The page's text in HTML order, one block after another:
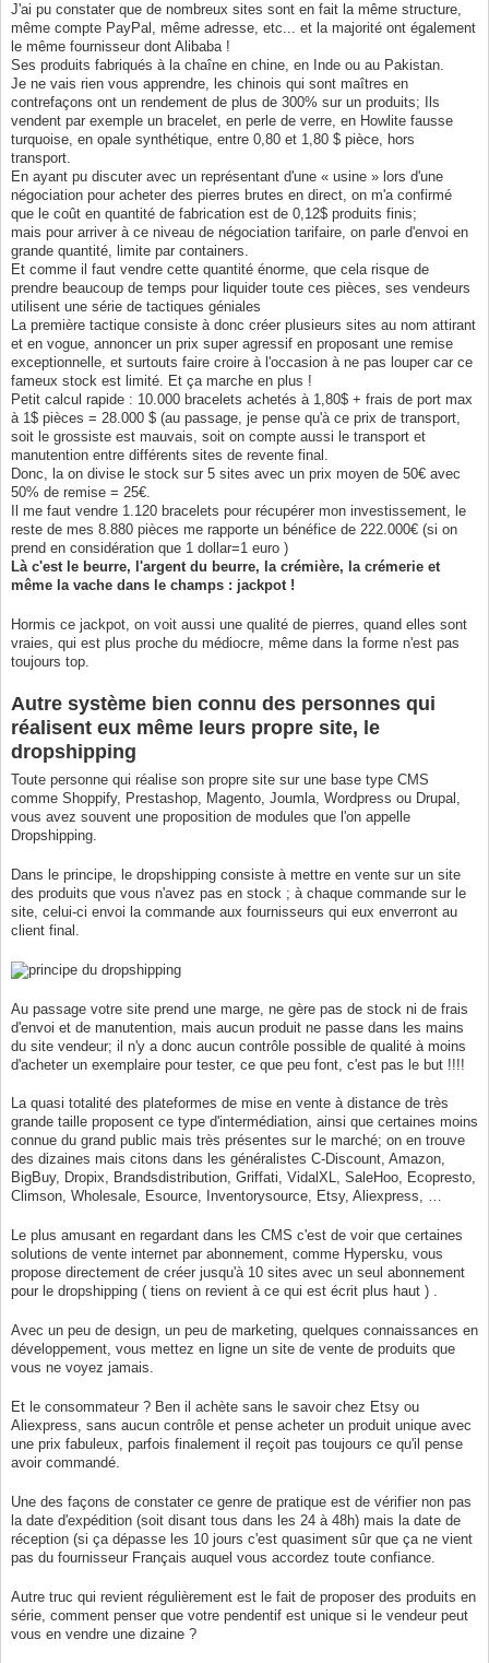
J'ai pu constater que de nombreux sites sont en fait la même structure,
même compte PayPal, même adresse, etc... et la majorité ont également
le même fournisseur dont Alibaba !
Ses produits fabriqués à la chaîne en chine, en Inde ou au Pakistan.
Je ne vais rien vous apprendre, les chinois qui sont maîtres en
contrefaçons ont un rendement de plus de 300% sur un produits; Ils
vendent par exemple un bracelet, en perle de verre, en Howlite fausse
turquoise, en opale synthétique, entre 0,80 et 1,80 $ pièce, hors
transport.
En ayant pu discuter avec un représentant d'une « usine » lors d'une
négociation pour acheter des pierres brutes en direct, on m'a confirmé
que le coût en quantité de fabrication est de 0,12$ produits finis;
mais pour arriver à ce niveau de négociation tarifaire, on parle d'envoi en
grande quantité, limite par containers.
Et comme il faut vendre cette quantité énorme, que cela risque de
prendre beaucoup de temps pour liquider toute ces pièces, ses vendeurs
utilisent une série de tactiques géniales
La première tactique consiste à donc créer plusieurs sites au nom attirant
et en vogue, annoncer un prix super agressif en proposant une remise
exceptionnelle, et surtouts faire croire à l'occasion à ne pas louper car ce
fameux stock est limité. Et ça marche en plus !
Petit calcul rapide : 10.000 bracelets achetés à 1,80$ + frais de port max
à 1$ pièces = 28.000 $ (au passage, je pense qu'à ce prix de transport,
soit le grossiste est mauvais, soit on compte aussi le transport et
manutention entre différents sites de revente final.
Donc, la on divise le stock sur 5 sites avec un prix moyen de 50€ avec
50% de remise = 25€.
Il me faut vendre 1.120 bracelets pour récupérer mon investissement, le
reste de mes 8.880 pièces me rapporte un bénéfice de 222.000€ (si on
prend en considération que 1 dollar=1 euro )
Là c'est le beurre, l'argent du beurre, la crémière, la crémerie et
même la vache dans le champs : jackpot !
Hormis ce jackpot, on voit aussi une qualité de pierres, quand elles sont
vraies, qui est plus proche du médiocre, même dans la forme n'est pas
toujours top.
Autre système bien connu des personnes qui
réalisent eux même leurs propre site, le
dropshipping
Toute personne qui réalise son propre site sur une base type CMS
comme Shoppify, Prestashop, Magento, Joumla, Wordpress ou Drupal,
vous avez souvent une proposition de modules que l'on appelle
Dropshipping.
Dans le principe, le dropshipping consiste à mettre en vente sur un site
des produits que vous n'avez pas en stock ; à chaque commande sur le
site, celui-ci envoi la commande aux fournisseurs qui eux enverront au
client final.
Au passage votre site prend une marge, ne gère pas de stock ni de frais
d'envoi et de manutention, mais aucun produit ne passe dans les mains
du site vendeur; il n'y a donc aucun contrôle possible de qualité à moins
d'acheter un exemplaire pour tester, ce que peu font, c'est pas le but !!!!
La quasi totalité des plateformes de mise en vente à distance de très
grande taille proposent ce type d'intermédiation, ainsi que certaines moins
connue du grand public mais très présentes sur le marché; on en trouve
des dizaines mais citons dans les généralistes C-Discount, Amazon,
BigBuy, Dropix, Brandsdistribution, Griffati, VidalXL, SaleHoo, Ecopresto,
Climson, Wholesale, Esource, Inventorysource, Etsy, Aliexpress, …
Le plus amusant en regardant dans les CMS c'est de voir que certaines
solutions de vente internet par abonnement, comme Hypersku, vous
propose directement de créer jusqu'à 10 sites avec un seul abonnement
pour le dropshipping ( tiens on revient à ce qui est écrit plus haut ) .
Avec un peu de design, un peu de marketing, quelques connaissances en
développement, vous mettez en ligne un site de vente de produits que
vous ne voyez jamais.
Et le consommateur ? Ben il achète sans le savoir chez Etsy ou
Aliexpress, sans aucun contrôle et pense acheter un produit unique avec
une prix fabuleux, parfois finalement il reçoit pas toujours ce qu'il pense
avoir commandé.
Une des façons de constater ce genre de pratique est de vérifier non pas
la date d'expédition (soit disant tous dans les 24 à 48h) mais la date de
réception (si ça dépasse les 10 jours c'est quasiment sûr que ça ne vient
pas du fournisseur Français auquel vous accordez toute confiance.
Autre truc qui revient régulièrement est le fait de proposer des produits en
série, comment penser que votre pendentif est unique si le vendeur peut
vous en vendre une dizaine ?